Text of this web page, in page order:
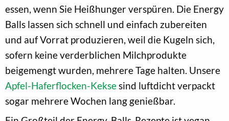
essen, wenn Sie Heißhunger verspüren. Die Energy
Balls lassen sich schnell und einfach zubereiten
und auf Vorrat produzieren, weil die Kugeln sich,
sofern keine verderblichen Milchprodukte
beigemengt wurden, mehrere Tage halten. Unsere
Apfel-Haferflocken-Keksesind luftdicht verpackt
sogar mehrere Wochen lang genießbar.